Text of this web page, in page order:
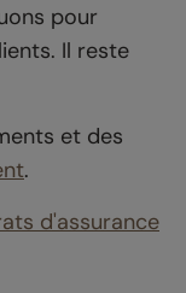
pour
Il reste
et des
.
d'assurance